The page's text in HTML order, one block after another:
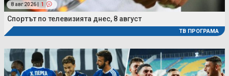
8 авг 2026 | 1
Спортът по телевизията днес, 8 август
ТВ ПРОГРАМА